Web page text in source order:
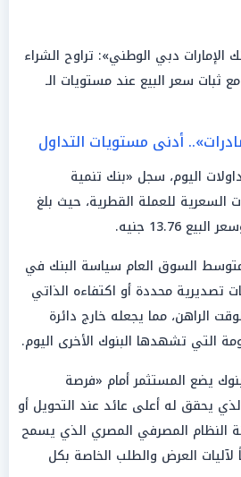
دبي الوطني»: تراوح الشراء
و 13.13 جنيه، مع ثبات سعر البيع عند مستويات الـ
أدنى مستويات التداول
اليوم، سجل «بنك تنمية
السعرية للعملة القطرية، حيث بلغ
السوق العام سياسة البنك في
تصديرية محددة أو اكتفاءه الذاتي
الراهن، مما يجعله خارج دائرة
التي تشهدها البنوك الأخرى اليوم.
يضع المستثمر أمام «فرصة
يحقق له أعلى عائد عند التحويل أو
النظام المصرفي المصري الذي يسمح
لآليات العرض والطلب الخاصة بكل